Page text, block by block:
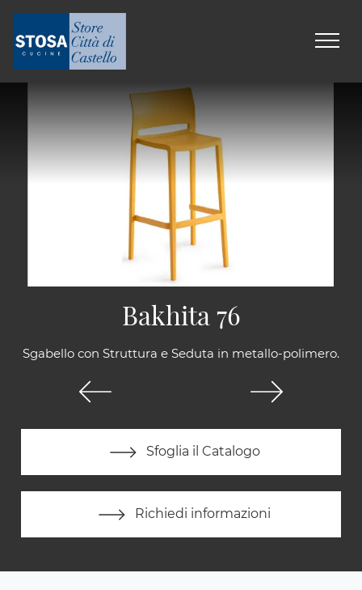
Sgabello con Struttura e Seduta in metallo-polimero.
Sfoglia il Catalogo
Richiedi informazioni
Bakhita 76